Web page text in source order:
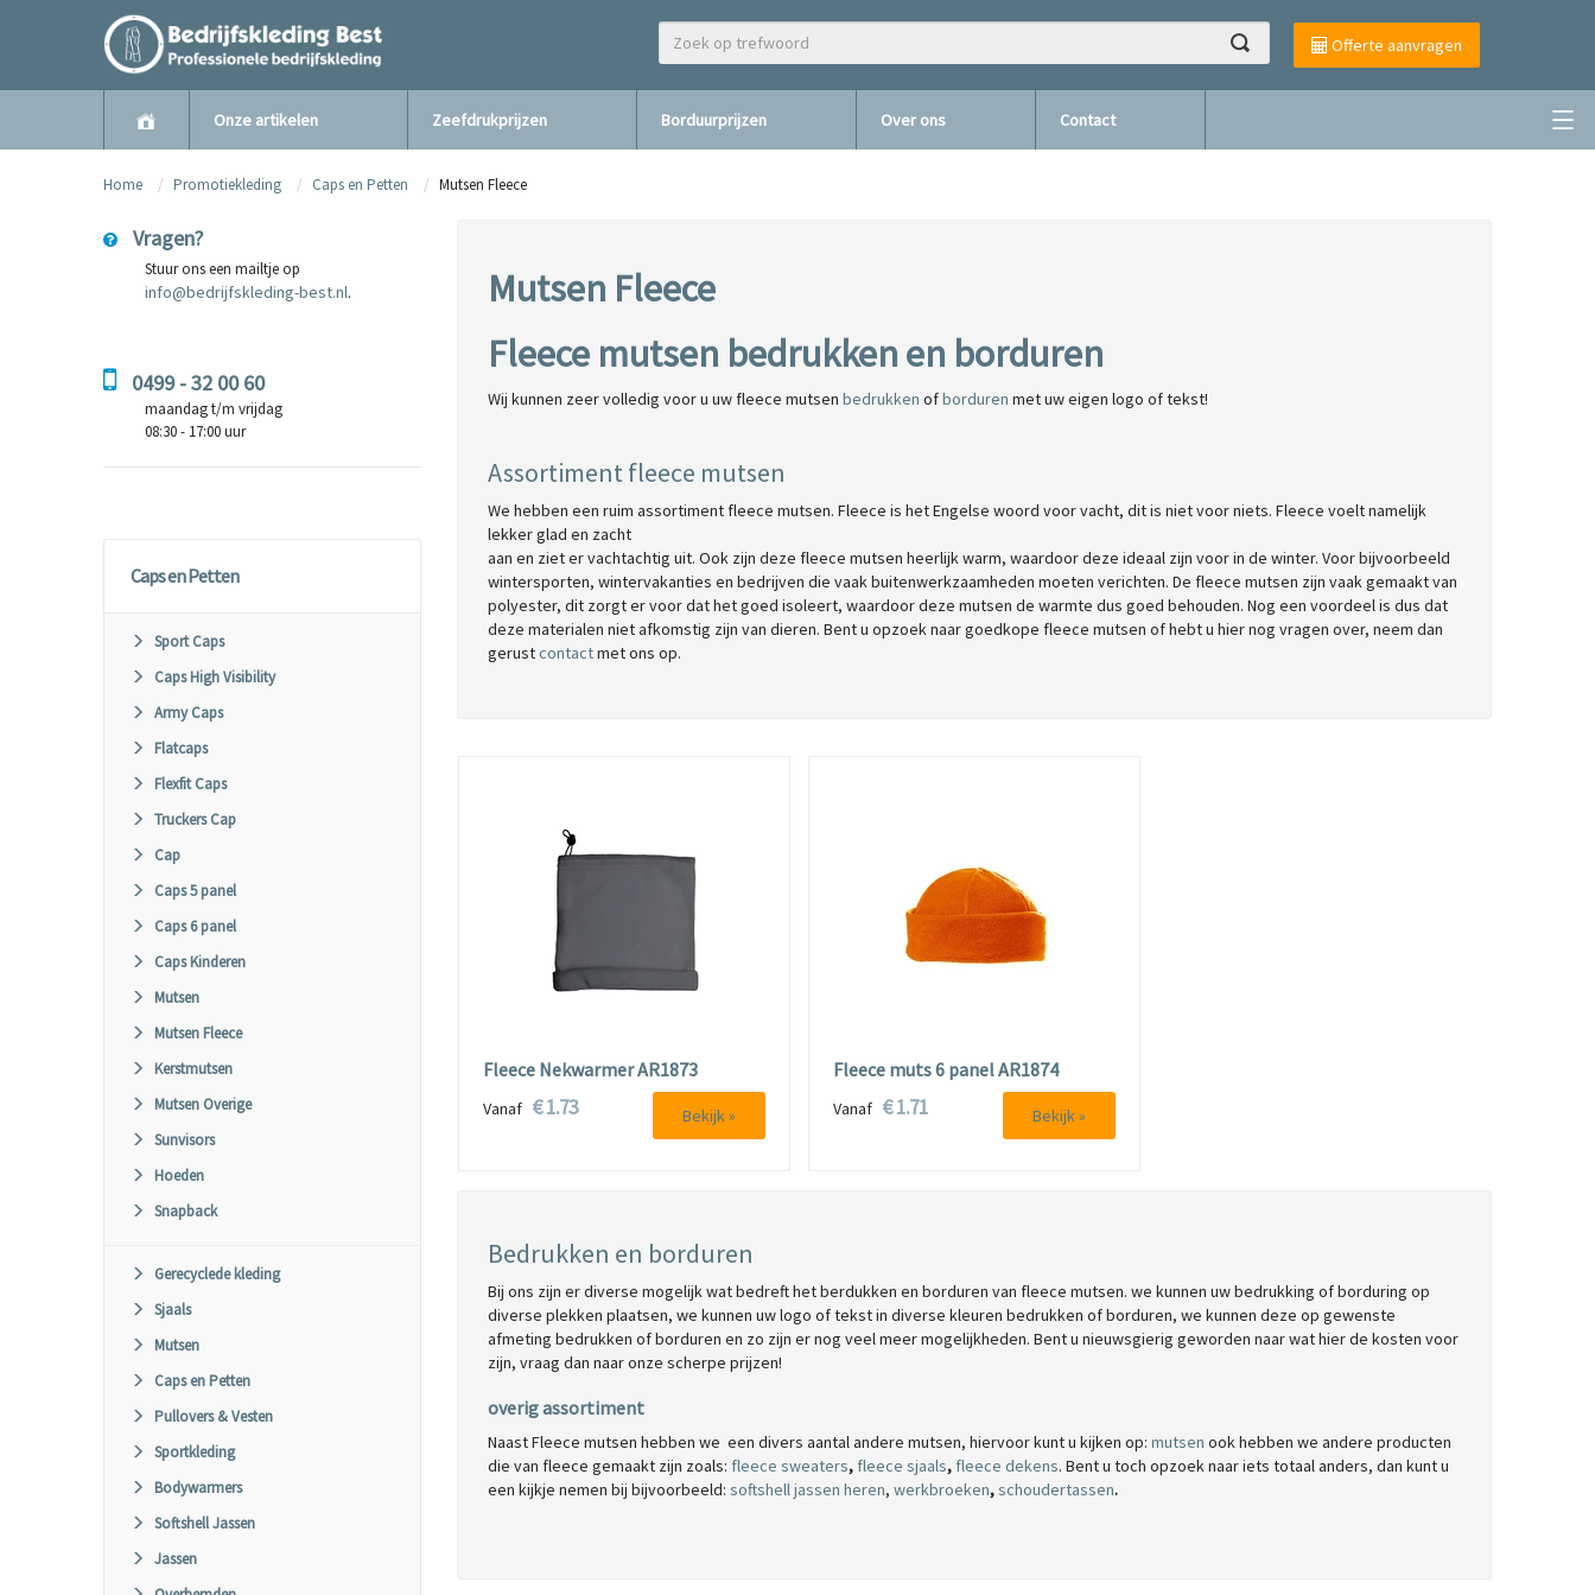
Offerte aanvragen
Onze artikelen Zeefdrukprijzen Borduurprijzen Over ons Contact
Home Promotiekleding Caps en Petten Mutsen Fleece
Vragen?
Stuur ons een mailtje op
info@bedrijfskleding-best.nl.
0499 - 32 00 60
maandag t/m vrijdag
08:30 - 17:00 uur
Caps en Petten
Sport Caps
Caps High Visibility
Army Caps
Flatcaps
Flexfit Caps
Truckers Cap
Cap
Caps 5 panel
Caps 6 panel
Caps Kinderen
Mutsen
Mutsen Fleece
Kerstmutsen
Mutsen Overige
Sunvisors
Hoeden
Snapback
Gerecyclede kleding
Sjaals
Mutsen
Caps en Petten
Pullovers & Vesten
Sportkleding
Bodywarmers
Softshell Jassen
Jassen
Mutsen Fleece
Fleece mutsen bedrukken en borduren
Wij kunnen zeer volledig voor u uw fleece mutsen bedrukken ofborduren met uw eigen logo of tekst!
Assortiment fleece mutsen
We hebben een ruim assortiment fleece mutsen. Fleece is het Engelse woord voor vacht, dit is niet voor niets. Fleece voelt namelijk
lekker glad en zacht
aan en ziet er vachtachtig uit. Ook zijn deze fleece mutsen heerlijk warm, waardoor deze ideaal zijn voor in de winter. Voor bijvoorbeeld
wintersporten, wintervakanties en bedrijven die vaak buitenwerkzaamheden moeten verichten. De fleece mutsen zijn vaak gemaakt van
polyester, dit zorgt er voor dat het goed isoleert, waardoor deze mutsen de warmte dus goed behouden. Nog een voordeel is dus dat
deze materialen niet afkomstig zijn van dieren. Bent u opzoek naar goedkope fleece mutsen of hebt u hier nog vragen over, neem dan
gerustcontactmet ons op.
Fleece Nekwarmer AR1873
Vanaf € 1.73 Bekijk »
Fleece muts 6 panel AR1874
Vanaf € 1.71 Bekijk »
Bedrukken en borduren
Bij ons zijn er diverse mogelijk wat bedreft het berdukken en borduren van fleece mutsen. we kunnen uw bedrukking of borduring op
diverse plekken plaatsen, we kunnen uw logo of tekst in diverse kleuren bedrukken of borduren, we kunnen deze op gewenste
afmeting bedrukken of borduren en zo zijn er nog veel meer mogelijkheden. Bent u nieuwsgierig geworden naar wat hier de kosten voor
zijn, vraag dan naar onze scherpe prijzen!
overig assortiment
Naast Fleece mutsen hebben we een divers aantal andere mutsen, hiervoor kunt u kijken op: mutsen ook hebben we andere producten
die van fleece gemaakt zijn zoals: fleece sweaters, fleece sjaals, fleece dekens. Bent u toch opzoek naar iets totaal anders, dan kunt u
een kijkje nemen bij bijvoorbeeld: softshell jassen heren, werkbroeken,schoudertassen.